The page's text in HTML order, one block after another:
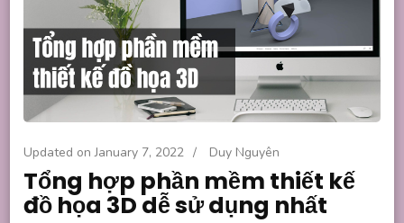
Updated onJanuary 7, 2022 / Duy Nguyên
Tổng hợp phần mềm thiết kế
đồ họa 3D dễ sử dụng nhất